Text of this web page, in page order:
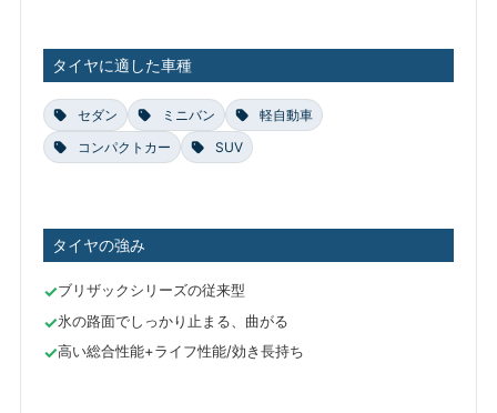
タイヤに適した車種
セダン ミニバン
軽自動車
コンパクトカー
SUV
タイヤの強み
ブリザックシリーズの従来型
氷の路面でしっかり止まる、曲がる
高い総合性能+ライフ性能/効き長持ち